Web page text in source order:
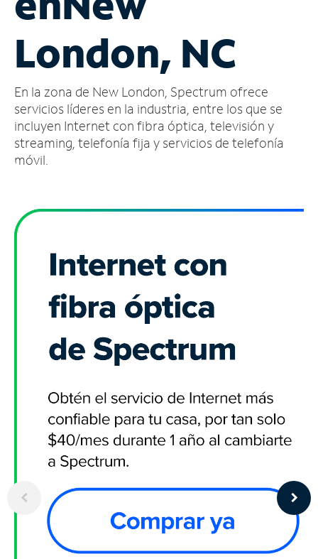
cuenta
Encuentra
tienda
London, NC
En la zona de New London, Spectrum ofrece
servicios líderes en la industria, entre los que se
incluyen Internet con fibra óptica, televisión y
streaming, telefonía fija y servicios de telefonía
móvil.